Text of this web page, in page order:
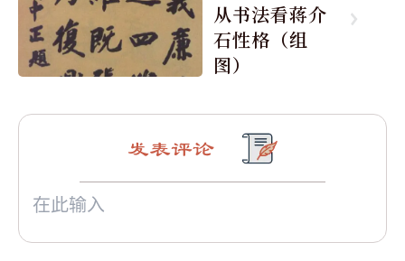
从书法看蒋介
石性格（组
图）
发表评论